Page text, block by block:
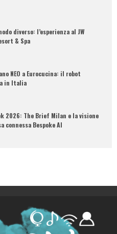
diverso: l’esperienza al JW
& Spa
NEO a Eurocucina: il robot
in Italia
2026: The Brief Milan e la visione
connessa Bespoke AI